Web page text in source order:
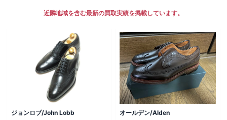
近隣地域を含む最新の買取実績を掲載しています。
ジョンロブ/John Lobb
オールデン/Alden